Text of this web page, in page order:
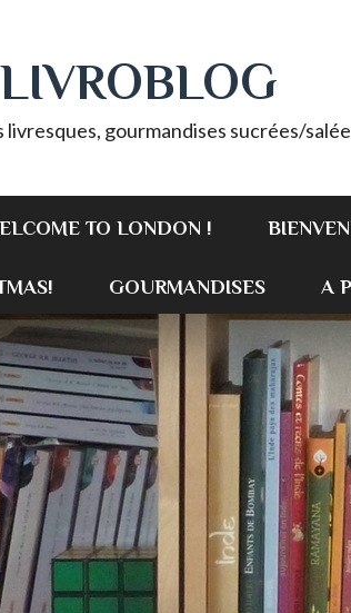
livresques, gourmandises sucrées/
TO LONDON !
GOURMANDISES A